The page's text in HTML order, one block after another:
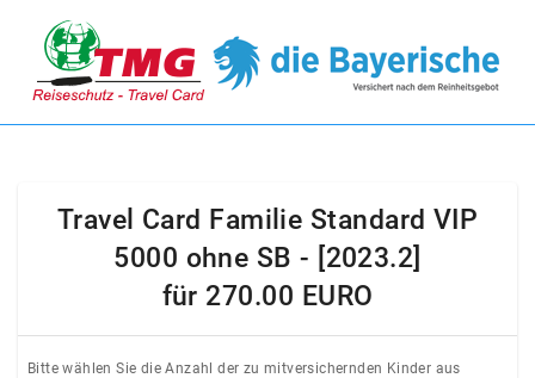
Travel Card Familie Standard VIP
5000 ohne SB - [2023.2]
für 270.00 EURO
Bitte wählen Sie die Anzahl der zu mitversichernden Kinder aus